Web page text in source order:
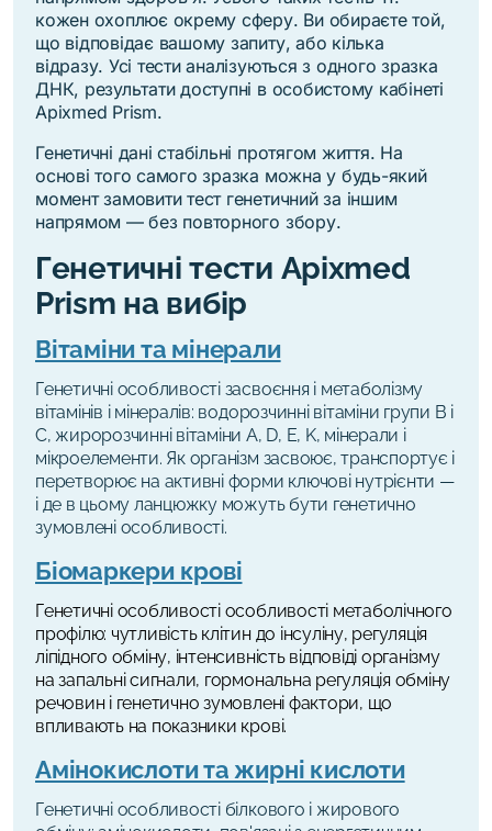
кожен охоплює окрему сферу. Ви обираєте той,
що відповідає вашому запиту, або кілька
відразу. Усі тести аналізуються з одного зразка
ДНК, результати доступні в особистому кабінеті
Apixmed Prism.
Генетичні дані стабільні протягом життя. На
основі того самого зразка можна у будь-який
момент замовити тест генетичний за іншим
напрямом — без повторного збору.
Генетичні тести Apixmed
Prism на вибір
Вітаміни та мінерали
Генетичні особливості засвоєння і метаболізму
вітамінів і мінералів: водорозчинні вітаміни групи B і
C, жиророзчинні вітаміни A, D, E, K, мінерали і
мікроелементи. Як організм засвоює, транспортує і
перетворює на активні форми ключові нутрієнти —
і де в цьому ланцюжку можуть бути генетично
зумовлені особливості.
Біомаркери крові
Генетичні особливості особливості метаболічного
профілю: чутливість клітин до інсуліну, регуляція
ліпідного обміну, інтенсивність відповіді організму
на запальні сигнали, гормональна регуляція обміну
речовин і генетично зумовлені фактори, що
впливають на показники крові.
Амінокислоти та жирні кислоти
Генетичні особливості білкового і жирового